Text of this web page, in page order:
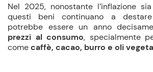
Nel 2025, nonostante l’inflazione
questi beni continuano a destare
potrebbe essere un anno
prezzi al consumo, specialmente
comecaffè, cacao, burro e oli